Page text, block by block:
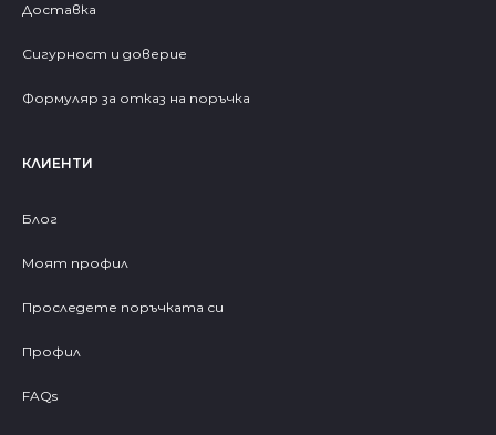
Доставка
Сигурност и доверие
Формуляр за отказ на поръчка
КЛИЕНТИ
Блог
Моят профил
Проследете поръчката си
Профил
FAQs